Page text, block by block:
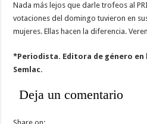
Nada más lejos que darle trofeos al
votaciones del domingo tuvieron en
mujeres. Ellas hacen la diferencia.
*Periodista. Editora de género en
Semlac.
Deja un comentario